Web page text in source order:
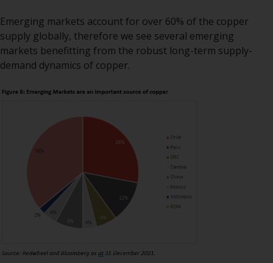
nicht den gleichen
regulatorischen Anforderungen
wie 40 Act Funds, einschließlich
der Anforderungen an
bestimmte regelmäßige und
Bewertungsinformationen zur
Verfügung zu stellen. Qualifizierte
potenzielle Anleger sollten vor
einer Anlage in diese Fonds das
Angebotsprospekt und andere
zugehörige Fondsdokumente
konsultieren, um eine
vollständige Liste der Risiken und
zu erhalten.
Emerging markets account for over 60% of the copper
supply globally, therefore we see several emerging
markets benefitting from the robust long-term supply-
demand dynamics of copper.